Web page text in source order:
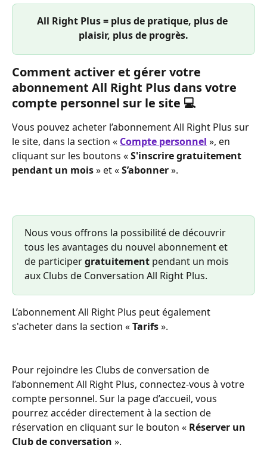
All Right Plus = plus de pratique, plus de
plaisir, plus de progrès.
Comment activer et gérer votre
abonnement All Right Plus dans votre
compte personnel sur le site 💻
Vous pouvez acheter l’abonnement All Right Plus sur
le site, dans la section « Compte personnel », en
cliquant sur les boutons « S'inscrire gratuitement
pendant un mois » et « S’abonner ».
Nous vous offrons la possibilité de découvrir
tous les avantages du nouvel abonnement et
de participer gratuitement pendant un mois
aux Clubs de Conversation All Right Plus.
L’abonnement All Right Plus peut également
s'acheter dans la section « Tarifs ».
Pour rejoindre les Clubs de conversation de
l’abonnement All Right Plus, connectez-vous à votre
compte personnel. Sur la page d’accueil, vous
pourrez accéder directement à la section de
réservation en cliquant sur le bouton « Réserver un
Club de conversation ».